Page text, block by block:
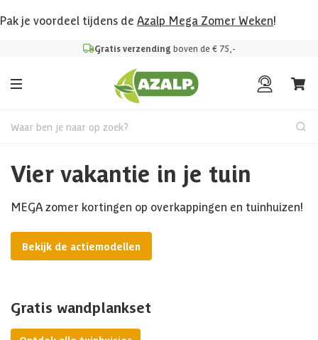
Pak je voordeel tijdens de Azalp Mega Zomer Weken!
Gratis verzending boven de € 75,-
Waar ben je naar op zoek?
Vier vakantie in je tuin
MEGA zomer kortingen op overkappingen en tuinhuizen!
Bekijk de actiemodellen
Gratis wandplankset